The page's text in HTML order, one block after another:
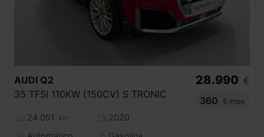
AUDI Q2
35 TFSI 110KW (150CV) S TRONIC
24.051 km
2020
28.990 €
360
€/mes